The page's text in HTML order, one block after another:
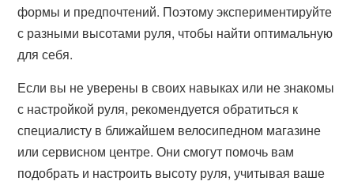
формы и предпочтений. Поэтому экспериментируйте
с разными высотами руля, чтобы найти оптимальную
для себя.
Если вы не уверены в своих навыках или не знакомы
с настройкой руля, рекомендуется обратиться к
специалисту в ближайшем велосипедном магазине
или сервисном центре. Они смогут помочь вам
подобрать и настроить высоту руля, учитывая ваше